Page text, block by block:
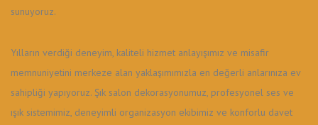
sunuyoruz.
Yılların verdiği deneyim, kaliteli hizmet anlayışımız ve misafir
memnuniyetini merkeze alan yaklaşımımızla en değerli anlarınıza ev
sahipliği yapıyoruz. Şık salon dekorasyonumuz, profesyonel ses ve
ışık sistemimiz, deneyimli organizasyon ekibimiz ve konforlu davet